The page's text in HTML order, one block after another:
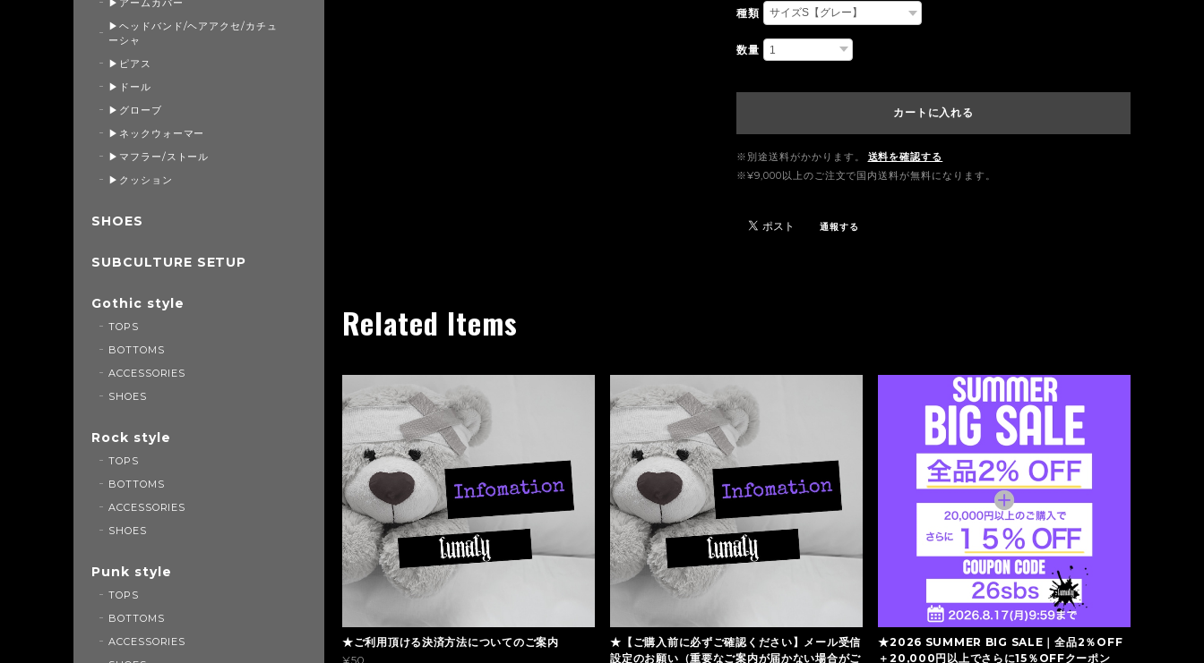
種類
数量
カートに入れる
※別途送料がかかります。
送料を確認する
※¥9,000以上のご注文で国内送料が無料になります。
通報する
Related Items
★ご利用頂ける決済方法についてのご案内
¥50
★【ご購入前に必ずご確認ください】メール受信
設定のお願い（重要なご案内が届かない場合がご
★2026 SUMMER BIG SALE｜全品2％OFF
＋20,000円以上でさらに15％OFFクーポン
▶アームカバー
▶ヘッドバンド/ヘアアクセ/カチュ
ーシャ
▶ピアス
▶ドール
▶グローブ
▶ネックウォーマー
▶マフラー/ストール
▶クッション
SHOES
SUBCULTURE SETUP
Gothic style
TOPS
BOTTOMS
ACCESSORIES
SHOES
Rock style
TOPS
BOTTOMS
ACCESSORIES
SHOES
Punk style
TOPS
BOTTOMS
ACCESSORIES